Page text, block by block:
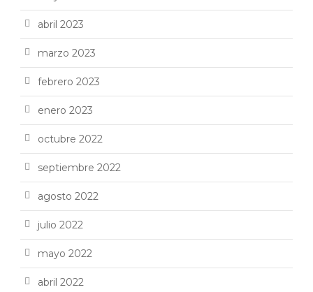
abril 2023
marzo 2023
febrero 2023
enero 2023
octubre 2022
septiembre 2022
agosto 2022
julio 2022
mayo 2022
abril 2022